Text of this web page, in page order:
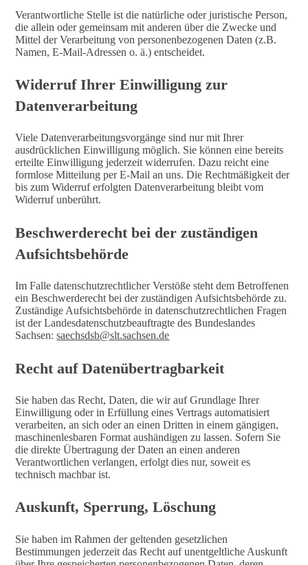
Verantwortliche Stelle ist die natürliche oder juristische Person,
die allein oder gemeinsam mit anderen über die Zwecke und
Mittel der Verarbeitung von personenbezogenen Daten (z.B.
Namen, E-Mail-Adressen o. ä.) entscheidet.
Widerruf Ihrer Einwilligung zur
Datenverarbeitung
Viele Datenverarbeitungsvorgänge sind nur mit Ihrer
ausdrücklichen Einwilligung möglich. Sie können eine bereits
erteilte Einwilligung jederzeit widerrufen. Dazu reicht eine
formlose Mitteilung per E-Mail an uns. Die Rechtmäßigkeit der
bis zum Widerruf erfolgten Datenverarbeitung bleibt vom
Widerruf unberührt.
Beschwerderecht bei der zuständigen
Aufsichtsbehörde
Im Falle datenschutzrechtlicher Verstöße steht dem Betroffenen
ein Beschwerderecht bei der zuständigen Aufsichtsbehörde zu.
Zuständige Aufsichtsbehörde in datenschutzrechtlichen Fragen
ist der Landesdatenschutzbeauftragte des Bundeslandes
Sachsen:saechsdsb@slt.sachsen.de
Recht auf Datenübertragbarkeit
Sie haben das Recht, Daten, die wir auf Grundlage Ihrer
Einwilligung oder in Erfüllung eines Vertrags automatisiert
verarbeiten, an sich oder an einen Dritten in einem gängigen,
maschinenlesbaren Format aushändigen zu lassen. Sofern Sie
die direkte Übertragung der Daten an einen anderen
Verantwortlichen verlangen, erfolgt dies nur, soweit es
technisch machbar ist.
Auskunft, Sperrung, Löschung
Sie haben im Rahmen der geltenden gesetzlichen
Bestimmungen jederzeit das Recht auf unentgeltliche Auskunft